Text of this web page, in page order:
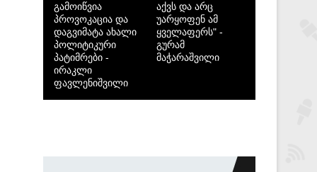
გამოიწვია
პროვოკაცია და
დაგვიმატა ახალი
პოლიტიკური
პატიმრები -
ირაკლი
ფავლენიშვილი
აქვს და არც
უარყოფენ ამ
ყველაფერს" -
გურამ
მაჭარაშვილი